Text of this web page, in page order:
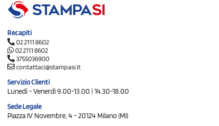
Recapiti
02 2111 8602
02 2111 8602
3755036900
contattaci@stampasi.it
Servizio Clienti
Lunedì - Venerdì 9.00-13.00 | 14.30-18.00
Sede Legale
Piazza IV Novembre, 4 - 20124 Milano (MI)